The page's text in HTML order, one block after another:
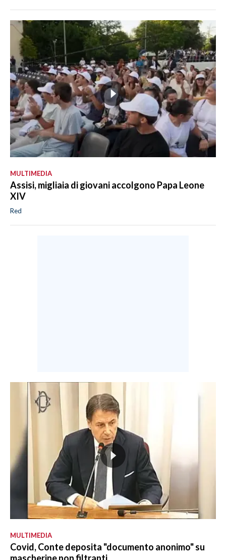
MULTIMEDIA
Assisi, migliaia di giovani accolgono Papa Leone
XIV
Red
MULTIMEDIA
Covid, Conte deposita "documento anonimo" su